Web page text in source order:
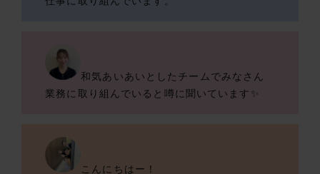
和気あいあいとしたチームでみなさん
業務に取り組んでいると噂に聞いています✨
こんにちはー！